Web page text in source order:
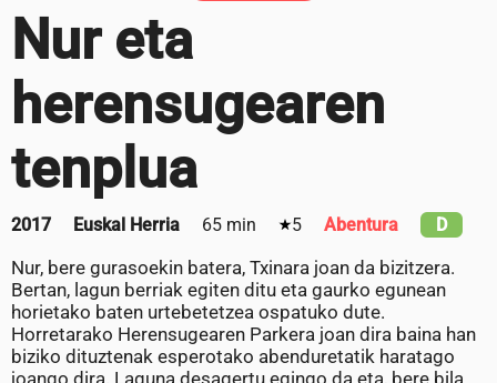
Nur eta
herensugearen
tenplua
2017 Euskal Herria 65 min 5 Abentura D
Nur, bere gurasoekin batera, Txinara joan da bizitzera.
Bertan, lagun berriak egiten ditu eta gaurko egunean
horietako baten urtebetetzea ospatuko dute.
Horretarako Herensugearen Parkera joan dira baina han
biziko dituztenak esperotako abenduretatik haratago
joango dira. Laguna desagertu egingo da eta, bere bila